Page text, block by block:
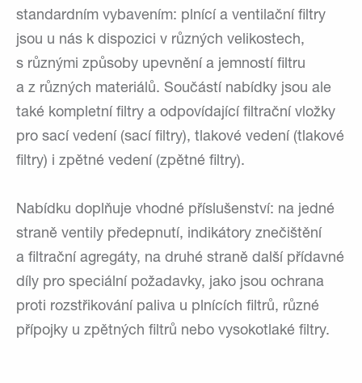
standardním vybavením: plnící a ventilační filtry
jsou u nás k dispozici v různých velikostech,
s různými způsoby upevnění a jemností filtru
a z různých materiálů. Součástí nabídky jsou ale
také kompletní filtry a odpovídající filtrační vložky
pro sací vedení (sací filtry), tlakové vedení (tlakové
filtry) i zpětné vedení (zpětné filtry).
Nabídku doplňuje vhodné příslušenství: na jedné
straně ventily předepnutí, indikátory znečištění
a filtrační agregáty, na druhé straně další přídavné
díly pro speciální požadavky, jako jsou ochrana
proti rozstřikování paliva u plnících filtrů, různé
přípojky u zpětných filtrů nebo vysokotlaké filtry.